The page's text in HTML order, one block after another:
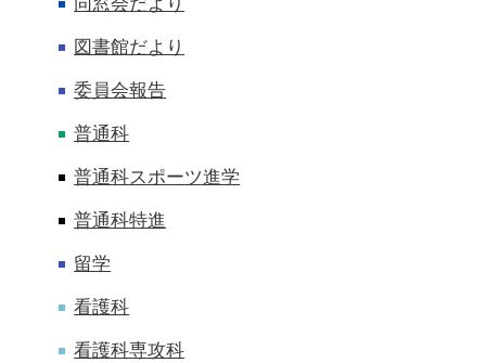
図書館だより
委員会報告
普通科
普通科スポーツ進学
普通科特進
留学
看護科
看護科専攻科